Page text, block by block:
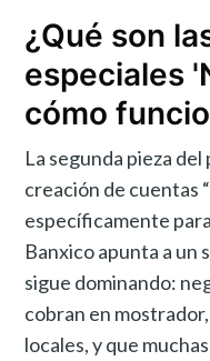
¿Qué son
especiales
cómo
La segunda pieza
creación de cuentas
específicamente
Banxico apunta a
sigue dominando:
cobran en
locales, y que